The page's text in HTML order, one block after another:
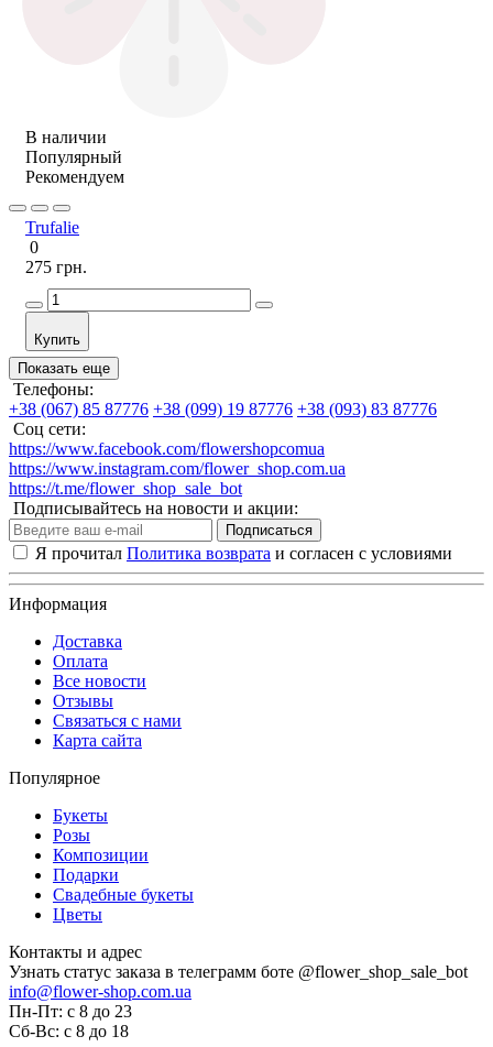
В наличии
Популярный
Рекомендуем
Trufalie
0
275 грн.
Купить
Показать еще
Телефоны:
+38 (067) 85 87776 +38 (099) 19 87776 +38 (093) 83 87776
Соц сети:
https://www.facebook.com/flowershopcomua
https://www.instagram.com/flower_shop.com.ua
https://t.me/flower_shop_sale_bot
Подписывайтесь на новости и акции:
Подписаться
Я прочитал Политика возврата и согласен с условиями
Информация
Доставка
Оплата
Все новости
Отзывы
Связаться с нами
Карта сайта
Популярное
Букеты
Розы
Композиции
Подарки
Свадебные букеты
Цветы
Контакты и адрес
Узнать статус заказа в телеграмм боте @flower_shop_sale_bot
info@flower-shop.com.ua
Пн-Пт: с 8 до 23
Сб-Вс: с 8 до 18